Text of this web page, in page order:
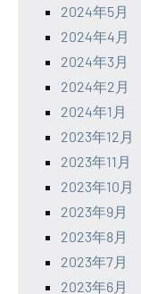
2024年5月
2024年4月
2024年3月
2024年2月
2024年1月
2023年12月
2023年11月
2023年10月
2023年9月
2023年8月
2023年7月
2023年6月